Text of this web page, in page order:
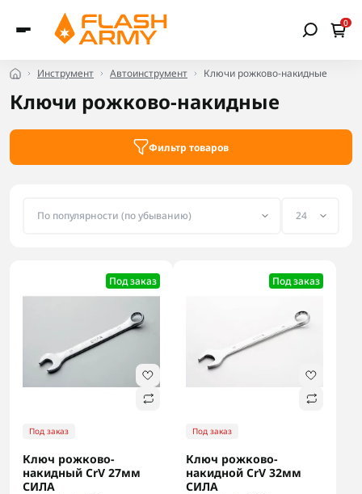
0
Инструмент Автоинструмент Ключи рожково-накидные
Ключи рожково-накидные
Фильтр товаров
Под заказ
Под заказ
Ключ рожково-
накидный CrV 27мм
СИЛА
Под заказ
Под заказ
Ключ рожково-
накидной CrV 32мм
СИЛА